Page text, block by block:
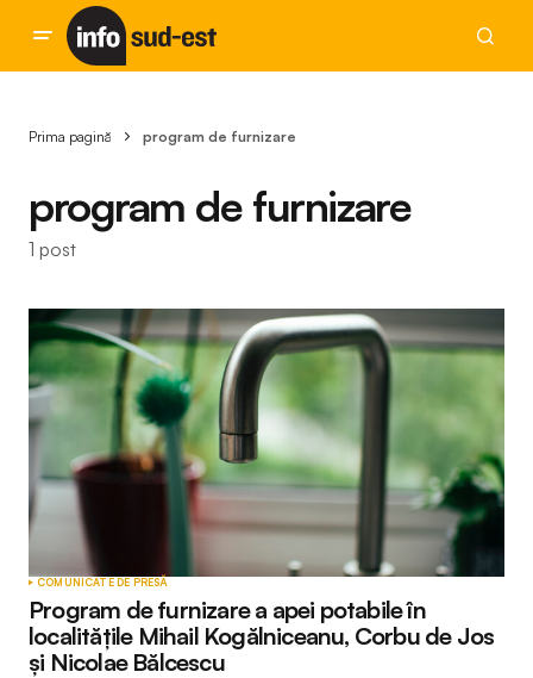
Prima pagină program de furnizare
program de furnizare
1 post
COMUNICATE DE PRESĂ
Program de furnizare a apei potabile în
localitățile Mihail Kogălniceanu, Corbu de Jos
și Nicolae Bălcescu